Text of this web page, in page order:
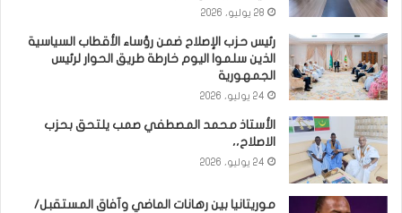
28 يوليو، 2026
رئيس حزب الإصلاح ضمن رؤساء الأقطاب السياسية
الذين سلموا اليوم خارطة طريق الحوار لرئيس
الجمهورية
24 يوليو، 2026
الأستاذ محمد المصطفي صمب يلتحق بحزب
الاصلاح،،
24 يوليو، 2026
موريتانيا بين رهانات الماضي وآفاق المستقبل/